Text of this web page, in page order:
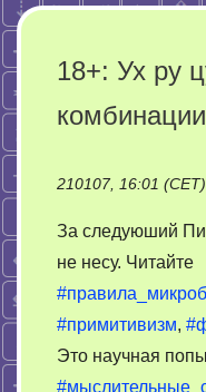
18+: Ух ру
комбинации
210107, 16:01 (CET)
За следуюший
не несу. Читайте
#примитивизм,
Это научная